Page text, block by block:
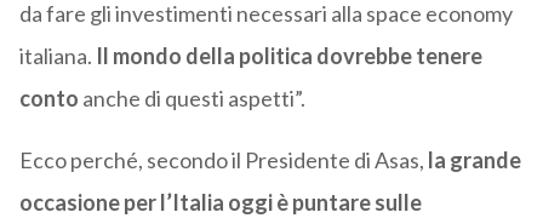
da fare gli investimenti necessari alla space economy
italiana. Il mondo della politica dovrebbe tenere
conto anche di questi aspetti”.
Ecco perché, secondo il Presidente di Asas, la grande
occasione per l’Italia oggi è puntare sulle